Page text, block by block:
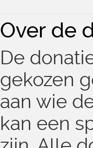
Over de
De
gekozen
aan wie
kan een